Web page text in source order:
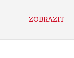
ZOBRAZIT